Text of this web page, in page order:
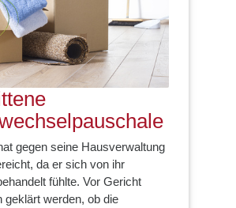
gegen seine Hausverwaltung
da er sich von ihr
fühlte. Vor Gericht
geklärt werden, ob die